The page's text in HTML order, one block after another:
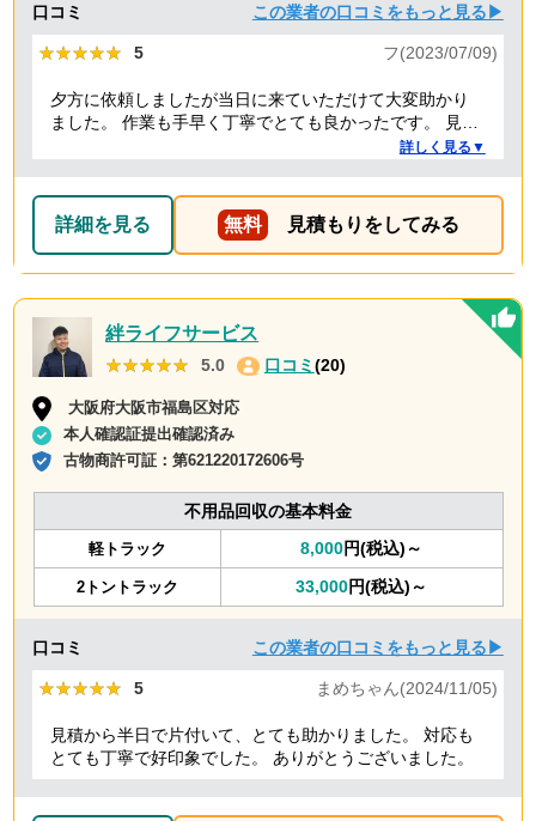
口コミ この業者の口コミをもっと見る▶
★★★★★
★★★★★ 5 フ(2023/07/09)
夕方に依頼しましたが当日に来ていただけて大変助かり
ました。 作業も手早く丁寧でとても良かったです。 見積
り金額以上の追加料金もありませんでした。 ありがとう
詳しく見る▼
詳細を見る 無料 見積もりをしてみる
絆ライフサービス
★★★★★
★★★★★ 5.0 口コミ (20)
大阪府大阪市福島区対応
本人確認証提出確認済み
古物商許可証：第621220172606号
不用品回収の基本料金
軽トラック 8,000円(税込)～
2トントラック 33,000円(税込)～
口コミ この業者の口コミをもっと見る▶
★★★★★
★★★★★ 5 まめちゃん(2024/11/05)
見積から半日で片付いて、とても助かりました。 対応も
とても丁寧で好印象でした。 ありがとうございました。